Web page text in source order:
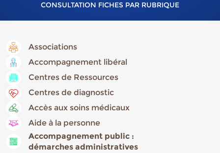
CONSULTATION FICHES PAR RUBRIQUE
Associations
Accompagnement libéral
Centres de Ressources
Centres de diagnostic
Accès aux soins médicaux
Aide à la personne
Accompagnement public :
démarches administratives